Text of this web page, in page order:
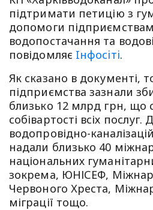
підтримати петицію з
допомоги
водопостачання та
повідомляє Iнфосiтi.
Як сказано в документі,
підприємства зазнали
близько 12 млрд грн, що
собівартості всіх послуг.
водопровідно-
надали близько 40
національних
зокрема, ЮНІСЕФ,
Червоного Хреста,
міграції тощо.